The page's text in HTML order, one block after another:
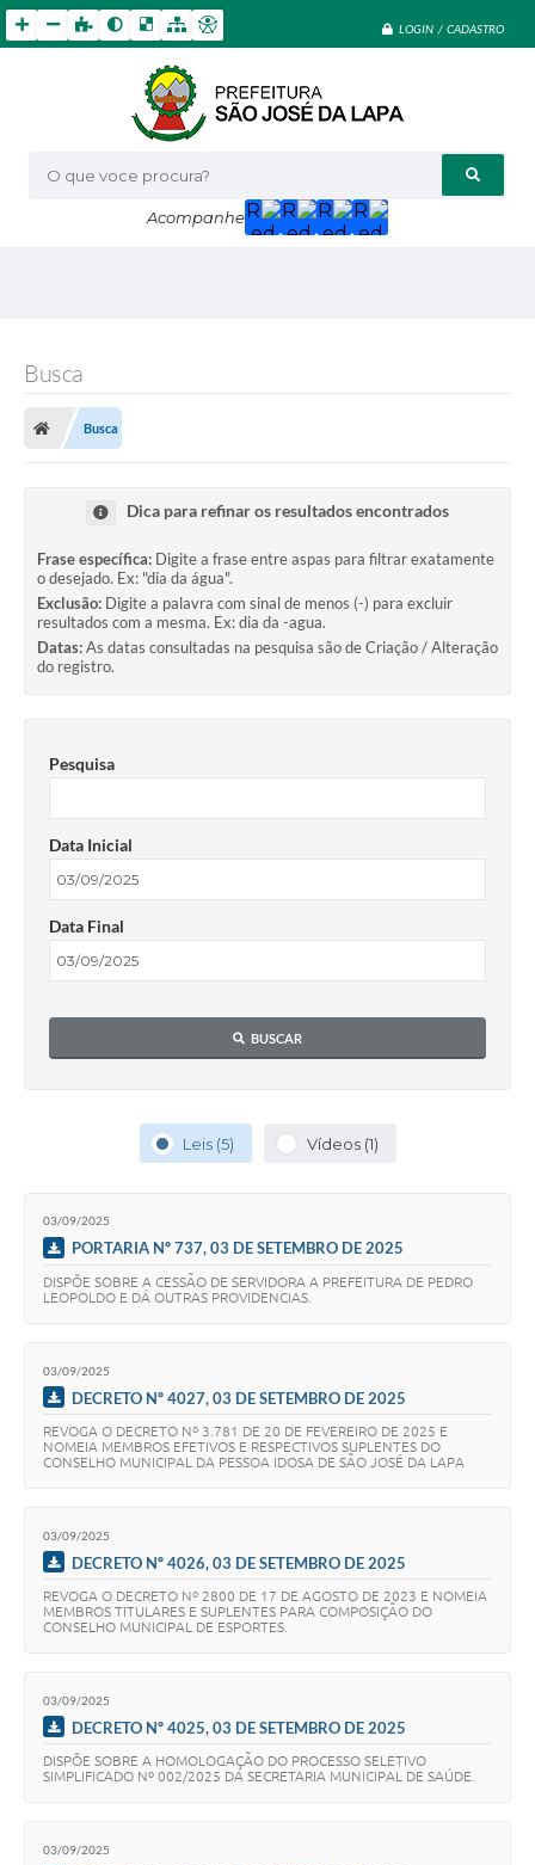
LOGIN / CADASTRO
O que voce procura?
Acompanhe
Busca
Busca
Dica para refinar os resultados encontrados
Frase específica: Digite a frase entre aspas para filtrar exatamente
o desejado. Ex: "dia da água".
Exclusão: Digite a palavra com sinal de menos (-) para excluir
resultados com a mesma. Ex: dia da -agua.
Datas:As datas consultadas na pesquisa são de Criação / Alteração
do registro.
Pesquisa
Data Inicial
Data Final
BUSCAR
Leis (5) Vídeos (1)
03/09/2025
PORTARIA Nº 737, 03 DE SETEMBRO DE 2025
DISPÕE SOBRE A CESSÃO DE SERVIDORA A PREFEITURA DE PEDRO
LEOPOLDO E DÁ OUTRAS PROVIDENCIAS.
03/09/2025
DECRETO Nº 4027, 03 DE SETEMBRO DE 2025
REVOGA O DECRETO Nº 3.781 DE 20 DE FEVEREIRO DE 2025 E
NOMEIA MEMBROS EFETIVOS E RESPECTIVOS SUPLENTES DO
CONSELHO MUNICIPAL DA PESSOA IDOSA DE SÃO JOSÉ DA LAPA
03/09/2025
DECRETO Nº 4026, 03 DE SETEMBRO DE 2025
REVOGA O DECRETO Nº 2800 DE 17 DE AGOSTO DE 2023 E NOMEIA
MEMBROS TITULARES E SUPLENTES PARA COMPOSIÇÃO DO
CONSELHO MUNICIPAL DE ESPORTES.
03/09/2025
DECRETO Nº 4025, 03 DE SETEMBRO DE 2025
DISPÕE SOBRE A HOMOLOGAÇÃO DO PROCESSO SELETIVO
SIMPLIFICADO Nº 002/2025 DA SECRETARIA MUNICIPAL DE SAÚDE.
03/09/2025